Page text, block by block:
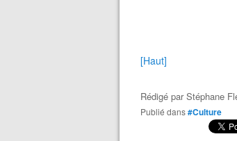
[Haut]
Rédigé parStéphane
Publié dans#Culture